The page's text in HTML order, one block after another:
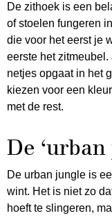
De zithoek is een
of stoelen fungeren
die voor het eerst je
eerste het
netjes opgaat in het
kiezen voor een
met de rest.
De ‘urban
De urban jungle is
wint. Het is niet zo
hoeft te slingeren,